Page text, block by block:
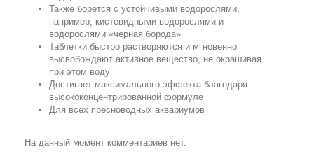
Также борется с устойчивыми водорослями,
например, кистевидными водорослями и
водорослями «черная борода»
Таблетки быстро растворяются и мгновенно
высвобождают активное вещество, не окрашивая
при этом воду
Достигает максимального эффекта благодаря
высококонцентрированной формуле
Для всех пресноводных аквариумов
На данный момент комментариев нет.